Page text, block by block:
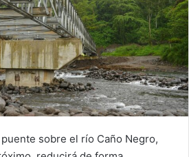
sobre el río Caño Negro,